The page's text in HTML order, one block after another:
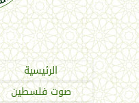
اتحاد
الرئيسية
صوت فلسطين